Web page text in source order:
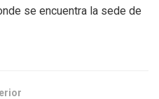
se encuentra la sede de